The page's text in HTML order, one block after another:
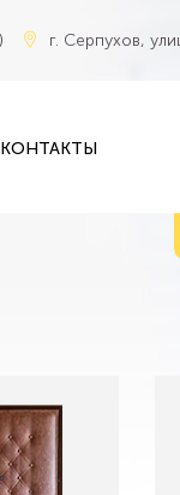
г. Серпухов,
КОНТАКТЫ